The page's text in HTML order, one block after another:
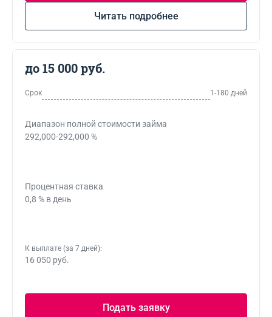
Читать подробнее
до 15 000 руб.
Срок 1-180 дней
Диапазон полной стоимости займа
292,000-292,000 %
Процентная ставка
0,8 % в день
К выплате (за 7 дней):
16 050 руб.
Подать заявку